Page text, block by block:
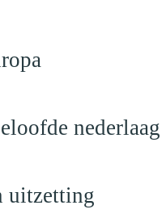
nederlaag
uitzetting